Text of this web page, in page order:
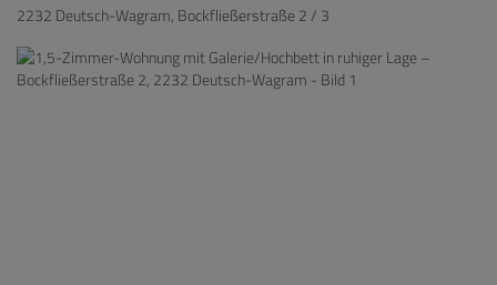
2232 Deutsch-Wagram, Bockfließerstraße 2 / 3